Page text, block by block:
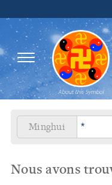
Minghui
Nous avons